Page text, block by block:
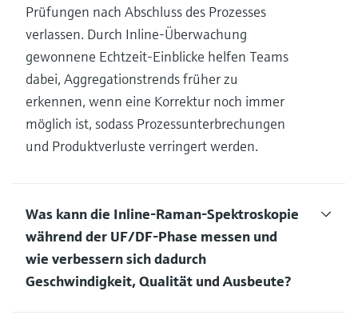
Prüfungen nach Abschluss des Prozesses
verlassen. Durch Inline-Überwachung
gewonnene Echtzeit-Einblicke helfen Teams
dabei, Aggregationstrends früher zu
erkennen, wenn eine Korrektur noch immer
möglich ist, sodass Prozessunterbrechungen
und Produktverluste verringert werden.
Was kann die Inline-Raman-Spektroskopie
während der UF/DF-Phase messen und
wie verbessern sich dadurch
Geschwindigkeit, Qualität und Ausbeute?